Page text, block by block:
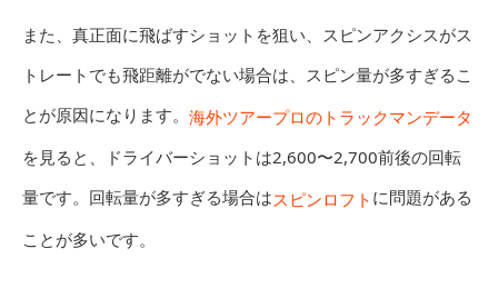
また、真正面に飛ばすショットを狙い、スピンアクシスがス
トレートでも飛距離がでない場合は、スピン量が多すぎるこ
とが原因になります。 海外ツアープロのトラックマンデータ
を見ると、ドライバーショットは2,600〜2,700前後の回転
量です。回転量が多すぎる場合はスピンロフト に問題がある
ことが多いです。